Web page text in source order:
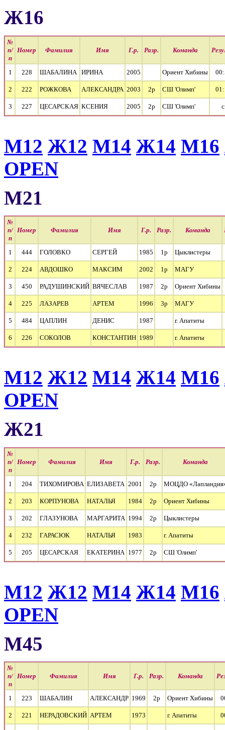
Ж16
№
п/
п
Номер Фамилия Имя Г.р. Разр. Команда
1 228 ШАБАЛИНА ИРИНА 2005 Ориент Хибины
2 222 РОЖКОВА АЛЕКСАНДРА 2003 2р СШ 'Олимп'
3 227 ЦЕСАРСКАЯ КСЕНИЯ 2005 2р СШ 'Олимп'
М12 Ж12 М14 Ж14 М16
OPEN
М21
№
п/
п
Номер Фамилия Имя Г.р. Разр. Команда
1 444 ГОЛОВКО СЕРГЕЙ 1985 1р Цыклистеры
2 224 АВДОШКО МАКСИМ 2002 1р МАГУ
3 450 РАДУШИНСКИЙ ВЯЧЕСЛАВ 1987 2р Ориент Хибины
4 225 ЛАЗАРЕВ АРТЕМ 1996 3р МАГУ
5 484 ЦАПЛИН ДЕНИС 1987 г. Апатиты
6 226 СОКОЛОВ КОНСТАНТИН 1989 г. Апатиты
М12 Ж12 М14 Ж14 М16
OPEN
Ж21
№
п/
п
Номер Фамилия Имя Г.р. Разр. Команда
1 204 ТИХОМИРОВА ЕЛИЗАВЕТА 2001 2р МОЦДО
2 203 КОРПУНОВА НАТАЛЬЯ 1984 2р Ориент Хибины
3 202 ГЛАЗУНОВА МАРГАРИТА 1994 2р Цыклистеры
4 232 ГАРАСЮК НАТАЛЬЯ 1983 г. Апатиты
5 205 ЦЕСАРСКАЯ ЕКАТЕРИНА 1977 2р СШ 'Олимп'
М12 Ж12 М14 Ж14 М16
OPEN
М45
№
п/
п
Номер Фамилия Имя Г.р. Разр. Команда
1 223 ШАБАЛИН АЛЕКСАНДР 1969 2р Ориент Хибины
2 221 НЕРАДОВСКИЙ АРТЕМ 1973 г. Апатиты